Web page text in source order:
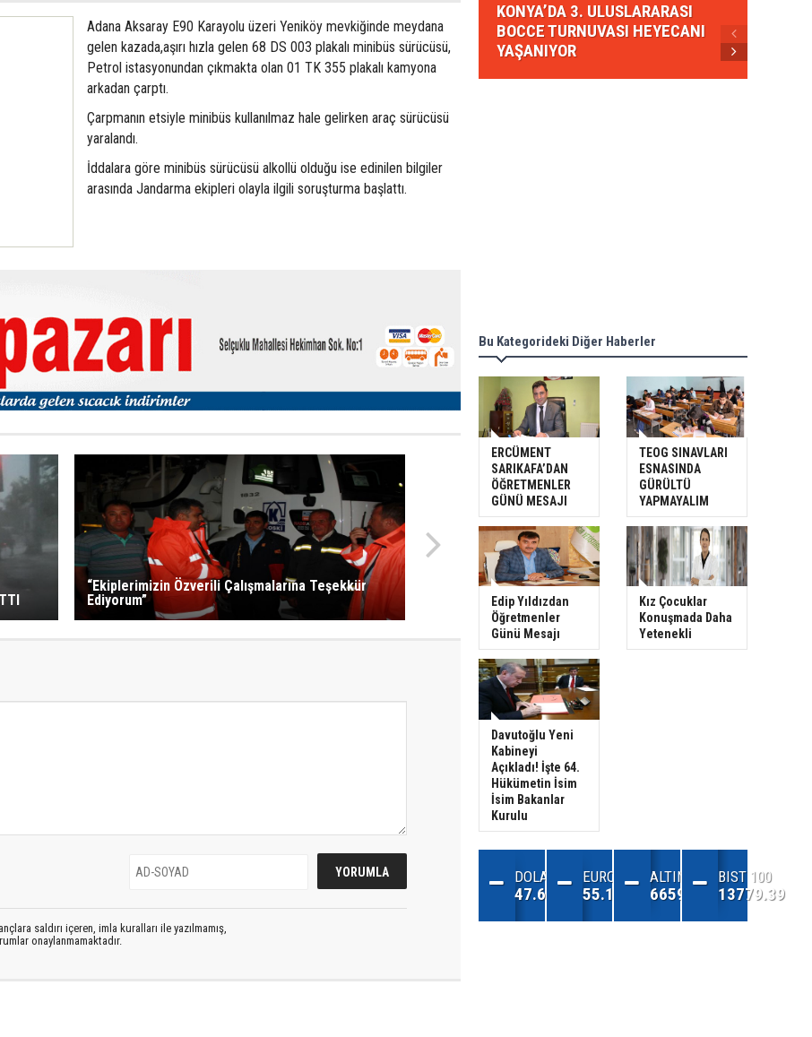
Adana Aksaray E90 Karayolu üzeri Yeniköy mevkiğinde meydana
gelen kazada,aşırı hızla gelen 68 DS 003 plakalı minibüs sürücüsü,
Petrol istasyonundan çıkmakta olan 01 TK 355 plakalı kamyona
arkadan çarptı.
Çarpmanın etsiyle minibüs kullanılmaz hale gelirken araç sürücüsü
yaralandı.
İddalara göre minibüs sürücüsü alkollü olduğu ise edinilen bilgiler
arasında Jandarma ekipleri olayla ilgili soruşturma başlattı.
“Ekiplerimizin Özverili Çalışmalarına Teşekkür
Ediyorum”
saldırı içeren, imla kuralları ile yazılmamış,
onaylanmamaktadır.
KONYA’DA 3. ULUSLARARASI
BOCCE TURNUVASI HEYECANI
YAŞANIYOR
Bu Kategorideki Diğer Haberler
ERCÜMENT
SARIKAFA’DAN
ÖĞRETMENLER
GÜNÜ MESAJI
TEOG SINAVLARI
ESNASINDA
GÜRÜLTÜ
YAPMAYALIM
Edip Yıldızdan
Öğretmenler
Günü Mesajı
Kız Çocuklar
Konuşmada Daha
Yetenekli
Davutoğlu Yeni
Kabineyi
Açıkladı! İşte 64.
Hükümetin İsim
İsim Bakanlar
Kurulu
DOLAR
47.68
EURO
55.13
ALTIN
6659.71
BIST 100
13779.39